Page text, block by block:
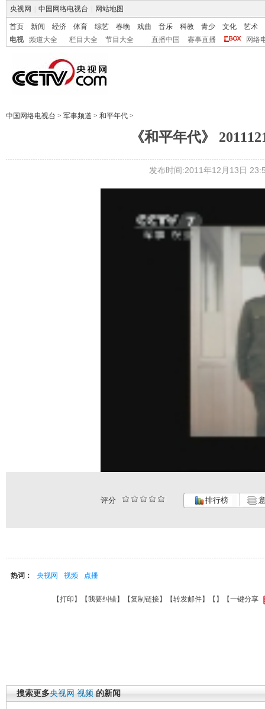
央视网 中国网络电视台 网站地图
首页 新闻 经济 体育 综艺 春晚 戏曲 音乐 科教 青少 文化
艺术
电视
频道大全 栏目大全 节目大全 直播中国 赛事直播 网络
中国网络电视台 > 军事频道 > 和平年代 >
《和平年代》
发布时间:2011年12月13日
评分 排行榜
热词： 央视网 视频 点播
【打印 】【我要纠错】【复制链接】【转发邮件】【 】 【一键分享
搜索更多央视网 视频 的新闻